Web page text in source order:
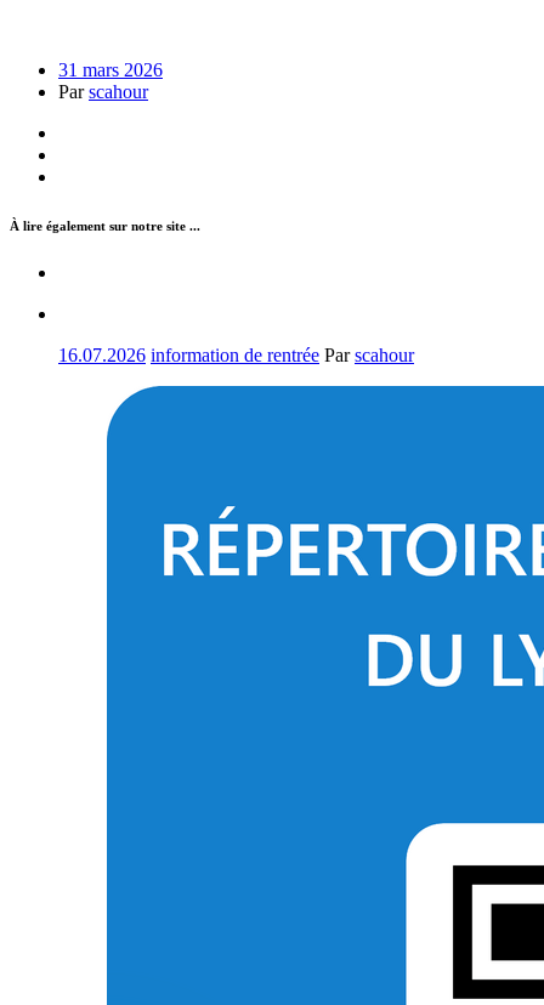
31 mars 2026
Parscahour
À lire également sur notre site ...
16.07.2026 information de rentrée Parscahour